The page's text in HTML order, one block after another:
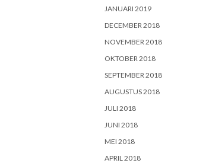
JANUARI 2019
DECEMBER 2018
NOVEMBER 2018
OKTOBER 2018
SEPTEMBER 2018
AUGUSTUS 2018
JULI 2018
JUNI 2018
MEI 2018
APRIL 2018